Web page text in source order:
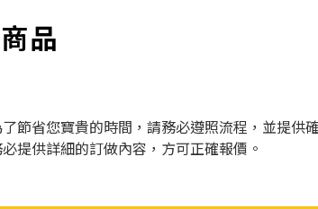
品
節省您寶貴的時間，請務必遵照流程，並提供
提供詳細的訂做內容，方可正確報價。